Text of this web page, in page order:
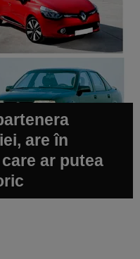
are în
ar putea